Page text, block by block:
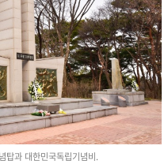
탑과 대한민국독립기념비.